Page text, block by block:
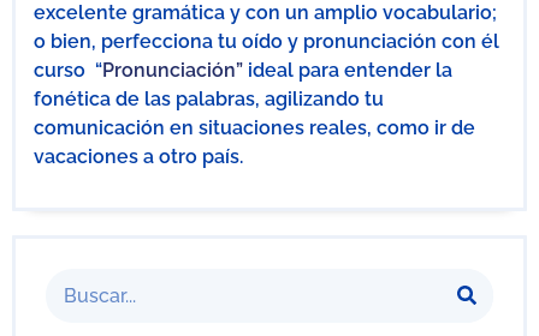
excelente gramática y con un amplio vocabulario;
o bien, perfecciona tu oído y pronunciación con él
curso “Pronunciación” ideal para entender la
fonética de las palabras, agilizando tu
comunicación en situaciones reales, como ir de
vacaciones a otro país.